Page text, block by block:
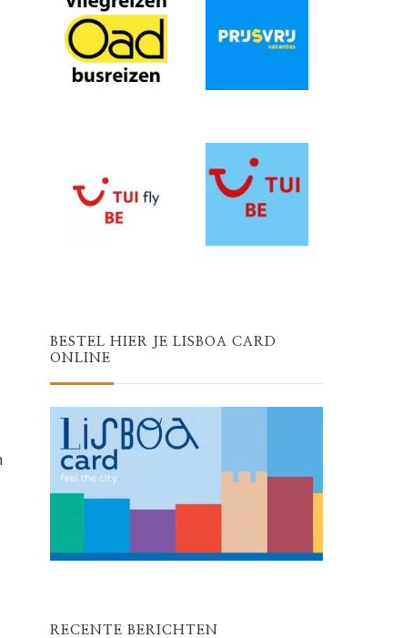
BESTEL HIER JE LISBOA CARD
ONLINE
RECENTE BERICHTEN